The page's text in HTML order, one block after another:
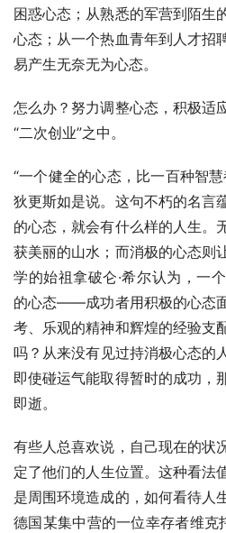
困惑心态；从熟悉的军营到陌生
心态；从一个热血青年到人才招
易产生无奈无为心态。
怎么办？努力调整心态，积极适
“二次创业”之中。
“一个健全的心态，比一百种智
狄更斯如是说。这句不朽的名言
的心态，就会有什么样的人生。
获美丽的山水；而消极的心态则
学的始祖拿破仑·希尔认为，一
的心态——成功者用积极的心态
考、乐观的精神和辉煌的经验支
吗？从来没有见过持消极心态
即使碰运气能取得暂时的成功，
即逝。
有些人总喜欢说，自己现在的状
定了他们的人生位置。这种看
是周围环境造成的，如何看待人
德国某集中营的一位幸存者维克